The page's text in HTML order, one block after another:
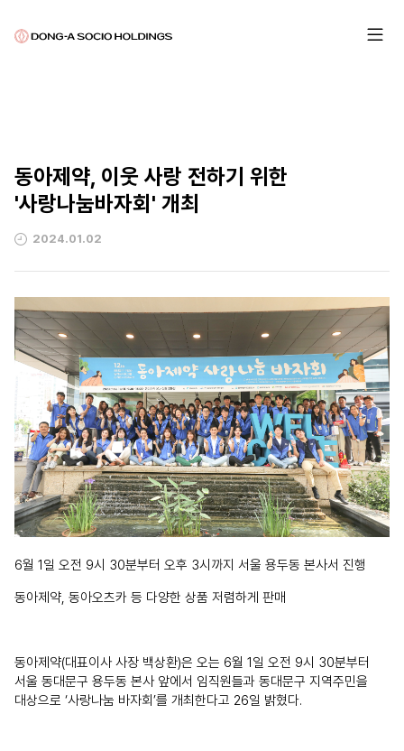
동아제약, 이웃 사랑 전하기 위한
'사랑나눔바자회' 개최
2024.01.02
6월 1일 오전 9시 30분부터 오후 3시까지 서울 용두동 본사서 진행
동아제약, 동아오츠카 등 다양한 상품 저렴하게 판매
동아제약(대표이사 사장 백상환)은 오는 6월 1일 오전 9시 30분부터
서울 동대문구 용두동 본사 앞에서 임직원들과 동대문구 지역주민을
대상으로 ‘사랑나눔 바자회’를 개최한다고 26일 밝혔다.